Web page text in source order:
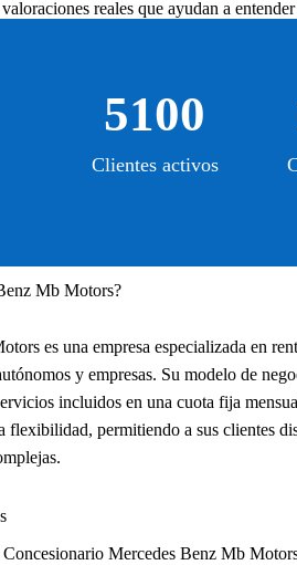
reales que ayudan a
5100
Clientes activos
Mb Motors?
es una empresa especializada en
y empresas. Su modelo de
incluidos en una cuota fija
flexibilidad, permitiendo a sus clientes
Mercedes Benz Mb